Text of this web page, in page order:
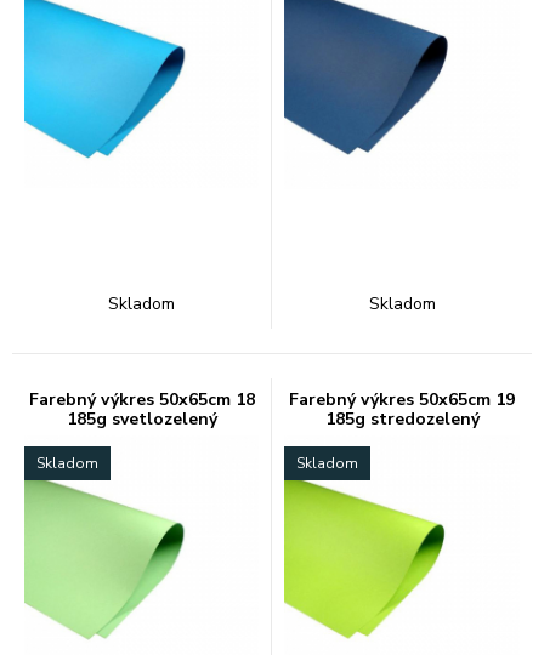
Skladom Skladom
Farebný výkres 50x65cm 18
185g svetlozelený
Skladom
Farebný výkres 50x65cm 19
185g stredozelený
Skladom